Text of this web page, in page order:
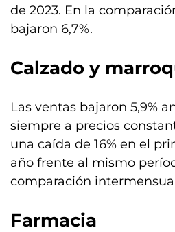
de 2023. En la
bajaron 6,7%.
Calzado y
Las ventas bajaron 5,9%
siempre a precios
una caída de 16% en el
año frente al mismo
comparación
Farmacia